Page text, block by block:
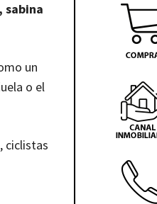
sabina
un
o el
ciclistas